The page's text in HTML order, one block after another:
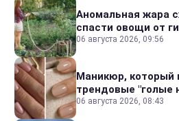
Аномальная жара
спасти овощи от
06 августа 2026, 09:56
Маникюр, который
трендовые "голые
06 августа 2026, 08:43